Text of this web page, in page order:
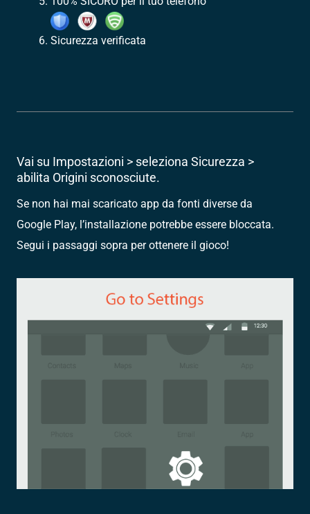
Sicurezza verificata
Vai su Impostazioni > seleziona Sicurezza >
abilita Origini sconosciute.
Se non hai mai scaricato app da fonti diverse da
Google Play, l’installazione potrebbe essere bloccata.
Segui i passaggi sopra per ottenere il gioco!